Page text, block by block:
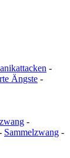
-
Ängste -
-
Sammelzwang -